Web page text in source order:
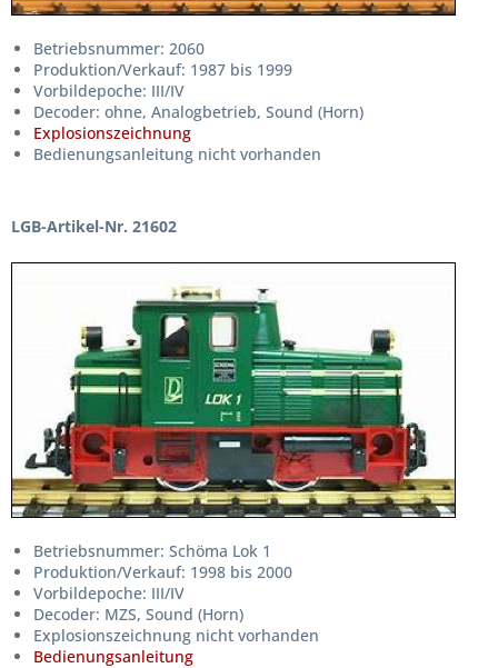
Betriebsnummer: 2060
Produktion/Verkauf: 1987 bis 1999
Vorbildepoche: III/IV
Decoder: ohne, Analogbetrieb, Sound (Horn)
Explosionszeichnung
Bedienungsanleitung nicht vorhanden
LGB-Artikel-Nr. 21602
Betriebsnummer: Schöma Lok 1
Produktion/Verkauf: 1998 bis 2000
Vorbildepoche: III/IV
Decoder: MZS, Sound (Horn)
Explosionszeichnung nicht vorhanden
Bedienungsanleitung